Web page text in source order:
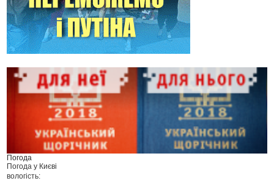
Погода
Погода у Києві
вологість: